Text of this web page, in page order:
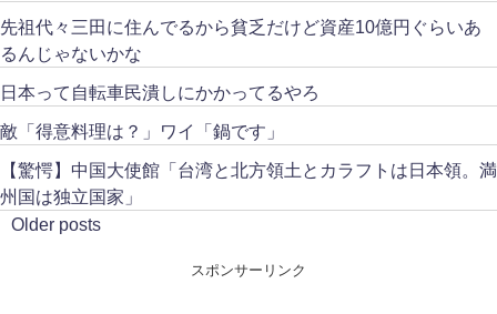
先祖代々三田に住んでるから貧乏だけど資産10億円ぐらいあ
るんじゃないかな
日本って自転車民潰しにかかってるやろ
敵「得意料理は？」ワイ「鍋です」
【驚愕】中国大使館「台湾と北方領土とカラフトは日本領。満
州国は独立国家」
Older posts
スポンサーリンク